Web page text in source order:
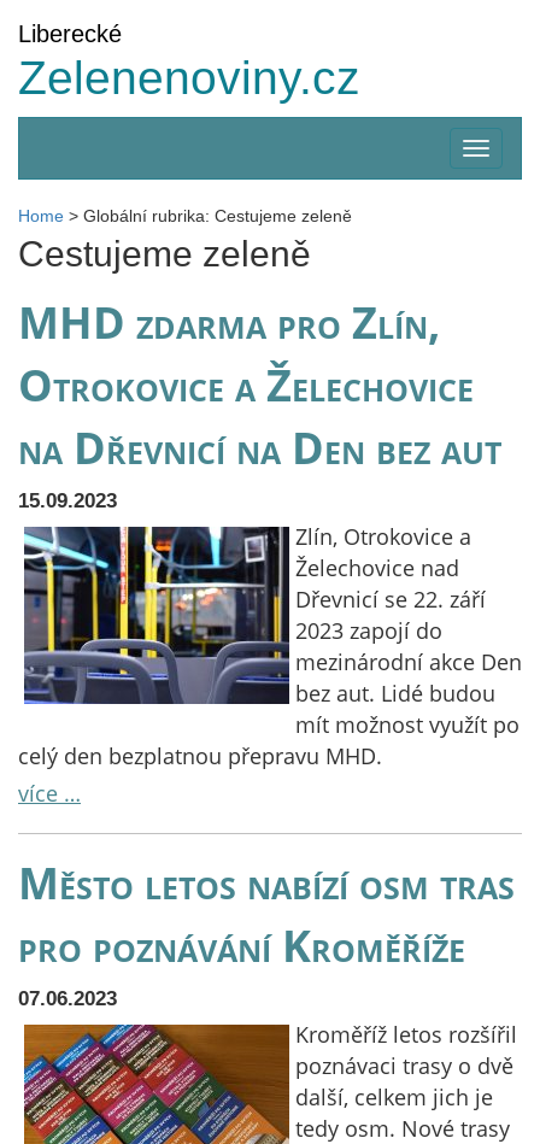
Liberecké
Zelenenoviny.cz
menu
Home > Globální rubrika: Cestujeme zeleně
Cestujeme zeleně
MHD zdarma pro Zlín,
Otrokovice a Želechovice
na Dřevnicí na Den bez aut
15.09.2023
Zlín, Otrokovice a
Želechovice nad
Dřevnicí se 22. září
2023 zapojí do
mezinárodní akce Den
bez aut. Lidé budou
mít možnost využít po
celý den bezplatnou přepravu MHD.
více …
Město letos nabízí osm tras
pro poznávání Kroměříže
07.06.2023
Kroměříž letos rozšířil
poznávaci trasy o dvě
další, celkem jich je
tedy osm. Nové trasy